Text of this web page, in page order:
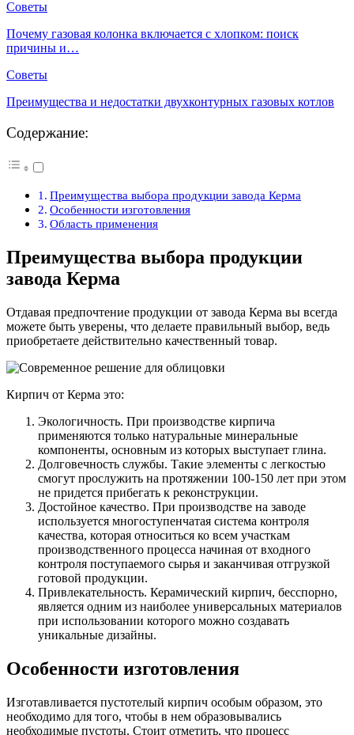
Советы
Почему газовая колонка включается с хлопком: поиск
причины и…
Советы
Преимущества и недостатки двухконтурных газовых котлов
Содержание:
Преимущества выбора продукции завода Керма
Особенности изготовления
Область применения
Преимущества выбора продукции
завода Керма
Отдавая предпочтение продукции от завода Керма вы всегда
можете быть уверены, что делаете правильный выбор, ведь
приобретаете действительно качественный товар.
Кирпич от Керма это:
Экологичность. При производстве кирпича
применяются только натуральные минеральные
компоненты, основным из которых выступает глина.
Долговечность службы. Такие элементы с легкостью
смогут прослужить на протяжении 100-150 лет при этом
не придется прибегать к реконструкции.
Достойное качество. При производстве на заводе
используется многоступенчатая система контроля
качества, которая относиться ко всем участкам
производственного процесса начиная от входного
контроля поступаемого сырья и заканчивая отгрузкой
готовой продукции.
Привлекательность. Керамический кирпич, бесспорно,
является одним из наиболее универсальных материалов
при использовании которого можно создавать
уникальные дизайны.
Особенности изготовления
Изготавливается пустотелый кирпич особым образом, это
необходимо для того, чтобы в нем образовывались
необходимые пустоты. Стоит отметить, что процесс